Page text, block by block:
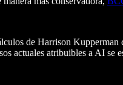
de Harrison Kupperman
actuales atribuibles a AI se